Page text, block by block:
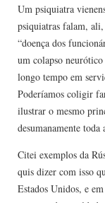
Um psiquiatra
psiquiatras falam,
“doença dos
um colapso
longo tempo em
Poderíamos coligir
ilustrar o mesmo
desumanamente toda
Citei exemplos da
quis dizer com isso
Estados Unidos, e